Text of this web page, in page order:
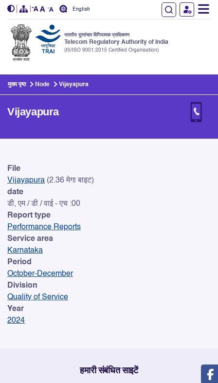
English
भारतीय दूरसंचार विनियामक प्राधिकरण
Telecom Regulatory Authority of India
(IS/ISO 9001:2015 Certified Organisation)
मुख्य पृष्ठ Node Vijayapura
Vijayapura
Vijayapura
File
Vijayapura (2.36 मेगा बाइट)
date
डी, एम / डी / वाई - एच :00
Report type
Performance Reports
Service area
Karnataka
Period
October-December
Division
Quality of Service
Year
2024
हमारी संबंधित साइटें